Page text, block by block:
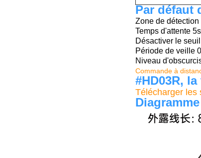
Par défaut
Zone de détection
Temps d'attente 5s
Désactiver le
Période de veille
Niveau
Commande à
#HD03R,
Télécharger les